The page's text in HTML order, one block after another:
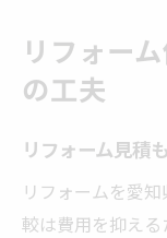
リフォー
の工夫
リフォーム見積
リフォームを愛
較は費用を抑え